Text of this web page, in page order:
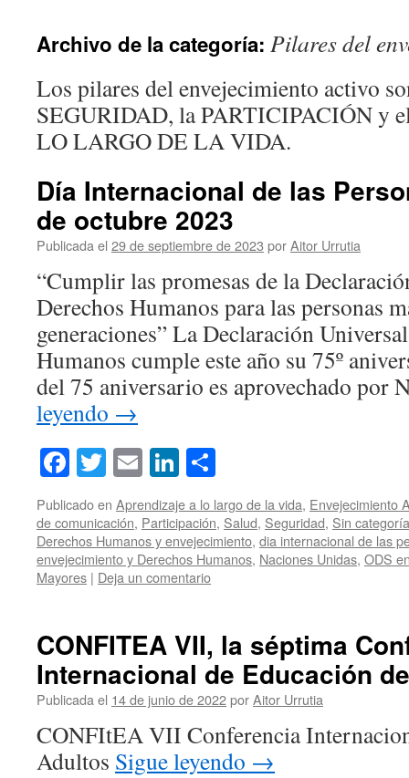
Archivo de la categoría: Pilares del
Los pilares del envejecimiento activo
SEGURIDAD, la PARTICIPACIÓN y
LO LARGO DE LA VIDA.
Día Internacional de las
de octubre 2023
Publicada el 29 de septiembre de 2023 porAitor Urrutia
“Cumplir las promesas de la
Derechos Humanos para las personas
generaciones” La Declaración
Humanos cumple este año su 75º
del 75 aniversario es aprovechado por
leyendo →
Facebook
Twitter
EmailLinkedIn
Publicado en Aprendizaje a lo largo de la vida, Envejecimiento
de comunicación, Participación, Salud, Seguridad, Sin categoría
Derechos Humanos y envejecimiento, dia internacional de las
envejecimiento y Derechos Humanos, Naciones Unidas, ODS
Mayores | Deja un comentario
CONFITEA VII, la séptima
Internacional de Educación
Publicada el 14 de junio de 2022porAitor Urrutia
CONFItEA VII Conferencia
Adultos Sigue leyendo →